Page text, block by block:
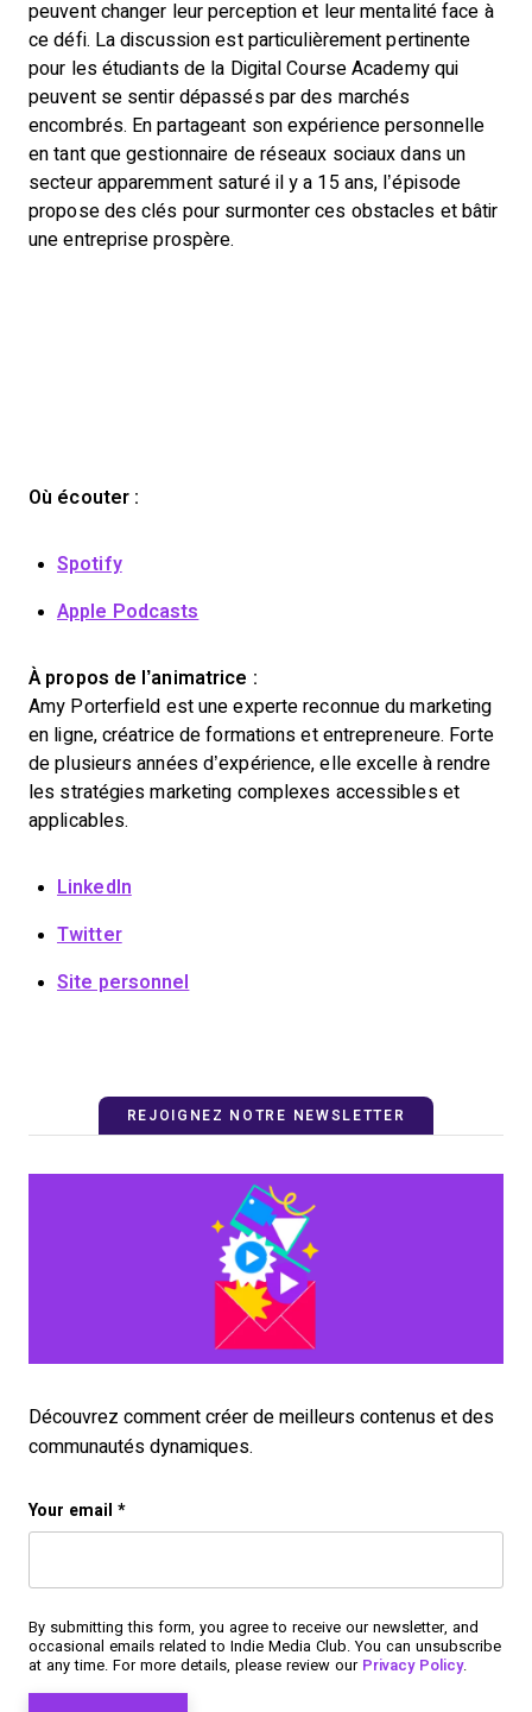
peuvent changer leur perception et leur mentalité face à
ce défi. La discussion est particulièrement pertinente
pour les étudiants de la Digital Course Academy qui
peuvent se sentir dépassés par des marchés
encombrés. En partageant son expérience personnelle
en tant que gestionnaire de réseaux sociaux dans un
secteur apparemment saturé il y a 15 ans, l’épisode
propose des clés pour surmonter ces obstacles et bâtir
une entreprise prospère.
Où écouter :
Spotify
Apple Podcasts
À propos de l’animatrice :
Amy Porterfield est une experte reconnue du marketing
en ligne, créatrice de formations et entrepreneure. Forte
de plusieurs années d’expérience, elle excelle à rendre
les stratégies marketing complexes accessibles et
applicables.
LinkedIn
Twitter
Site personnel
REJOIGNEZ NOTRE NEWSLETTER
Découvrez comment créer de meilleurs contenus et des
communautés dynamiques.
Email
Your email *
By submitting this form, you agree to receive our newsletter, and
occasional emails related to Indie Media Club. You can unsubscribe
at any time. For more details, please review our Privacy Policy.